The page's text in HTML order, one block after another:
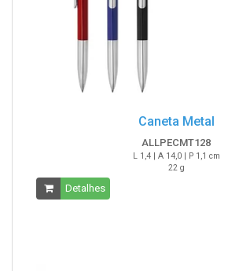
Caneta Metal
ALLPECMT128
L 1,4 | A 14,0 | P 1,1 cm
22 g
Detalhes